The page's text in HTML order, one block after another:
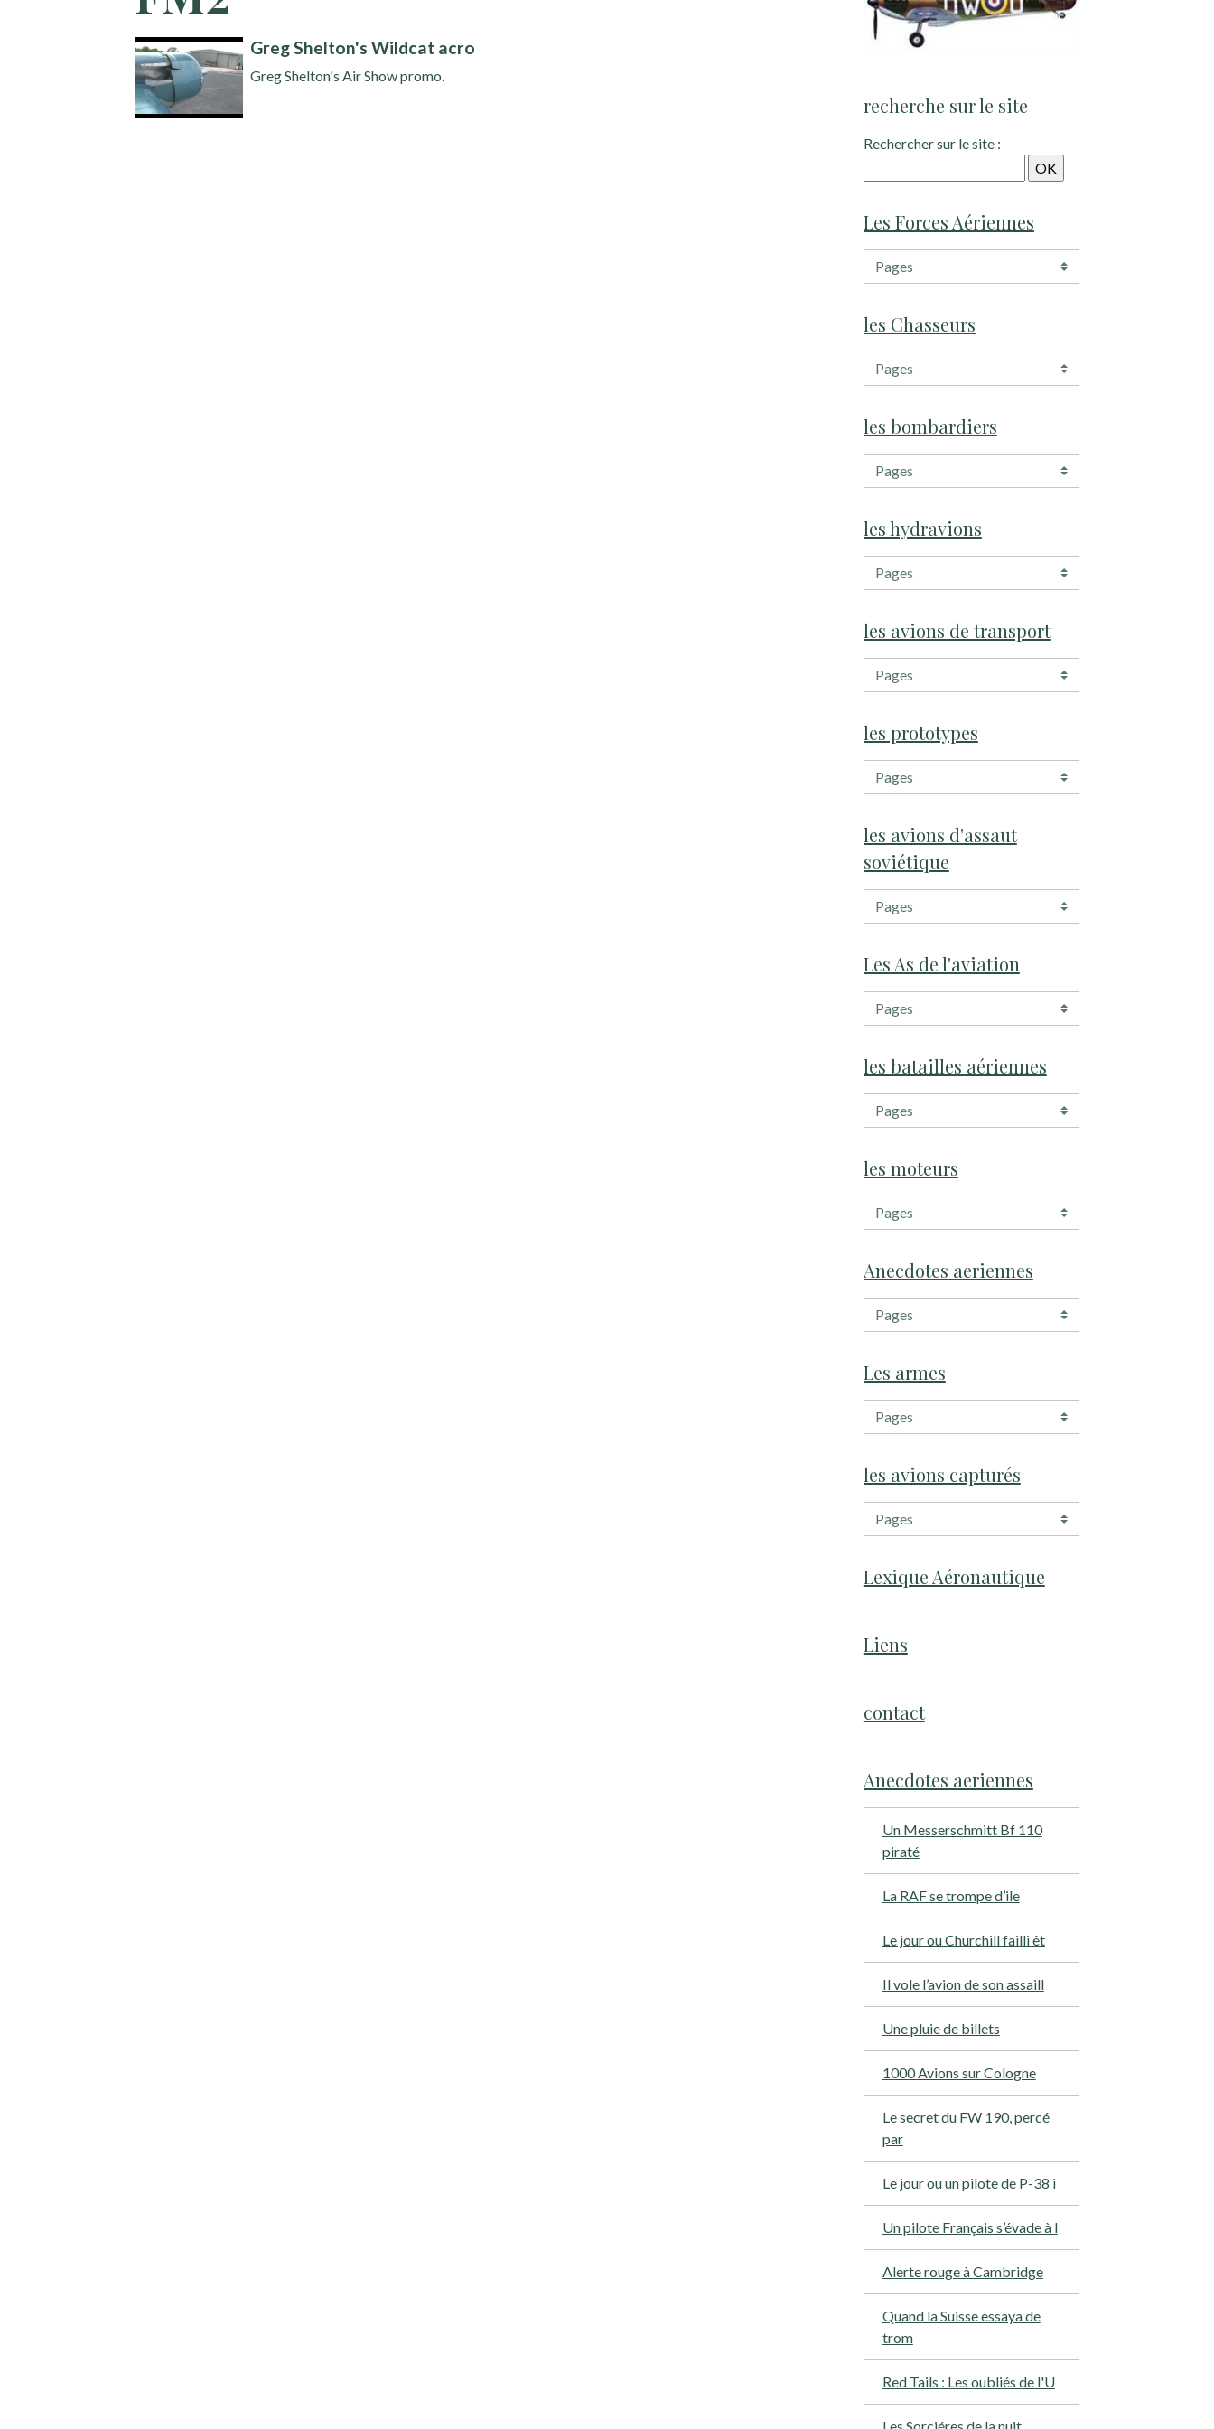
Greg Shelton's Wildcat acro
Greg Shelton's Air Show promo.
recherche sur le site
Rechercher sur le site :
Les Forces Aériennes
les Chasseurs
les bombardiers
les hydravions
les avions de transport
les prototypes
les avions d'assaut
soviétique
Les As de l'aviation
les batailles aériennes
les moteurs
Anecdotes aeriennes
Les armes
les avions capturés
Lexique Aéronautique
Liens
contact
Anecdotes aeriennes
Un Messerschmitt Bf 110
piraté
La RAF se trompe d’ile
Le jour ou Churchill failli êt
Il vole l’avion de son assaill
Une pluie de billets
1000 Avions sur Cologne
Le secret du FW 190, percé
par
Le jour ou un pilote de P-38 i
Un pilote Français s’évade à l
Alerte rouge à Cambridge
Quand la Suisse essaya de
trom
Red Tails : Les oubliés de l'U